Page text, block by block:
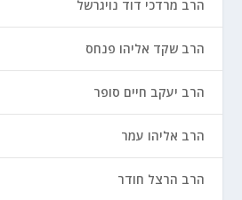
הרב מרדכי דוד נויגרשל
הרב שקד אליהו פנחס
הרב יעקב חיים סופר
הרב אליהו עמר
הרב הרצל חודר